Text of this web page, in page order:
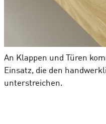
An Klappen und Türen
Einsatz, die den
unterstreichen.